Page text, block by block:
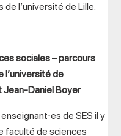
l’université de Lille.
sociales – parcours
l’université de
Jean-Daniel Boyer
de SES il y
faculté de sciences